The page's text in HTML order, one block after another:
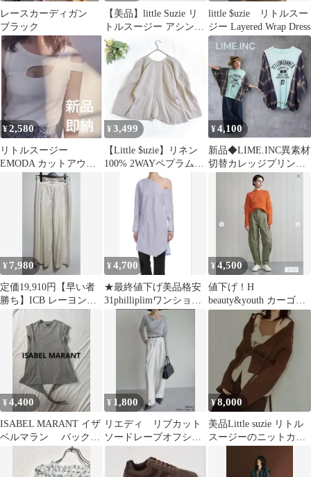
レースカーディガン
ブラック
【美品】little Suzie リ
トルスージー アシンメ
トリー ドレープ
little $uzie リトルスー
ジー Layered Wrap Dress
¥2,580
リトルスージー
EMODA カットアウト
フィットタンクトッ
¥3,499
【Little $uzie】リネン
100% 2WAYペプラムブ
¥4,100
新品◆LIME.INC異素材
切替カレッジプリント
ワイドプルオーバー T
¥ 7,980
定価19,910円【早い者
勝ち】ICB レーヨン
リネンパンツ
¥4,700
★最終値下げ美品格安
31philliplimワンショル
¥4,500
値下げ！H
beauty&youth カーゴパ
ンツ カーキ
¥4,400
ISABEL MARANT イザ
ベルマラン バックラ
インスリットロールア
¥ 1,800
リエディ リブカット
ソードレープオフショ
¥8,000
美品Little suzie リトル
スージーのニットカー